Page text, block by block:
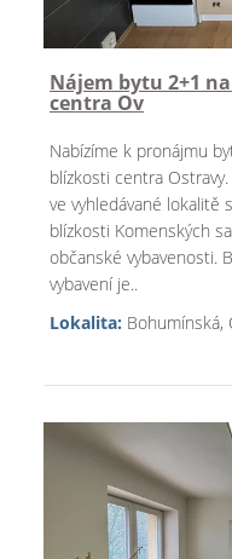
Nájem bytu 2+1
centra Ov
Nabízíme k pronájmu
blízkosti centra
ve vyhledávané lokalitě
blízkosti Komenských
občanské vybavenosti.
vybavení je..
Lokalita: Bohumínská,